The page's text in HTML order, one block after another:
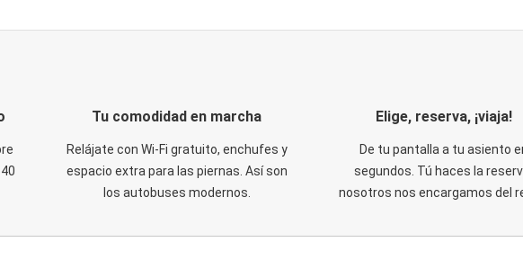
Tu comodidad en marcha
Relájate con Wi-Fi gratuito, enchufes y
espacio extra para las piernas. Así son
los autobuses modernos.
Elige, reserva, ¡viaja!
De tu pantalla a tu asiento
segundos. Tú haces la
nosotros nos encargamos del